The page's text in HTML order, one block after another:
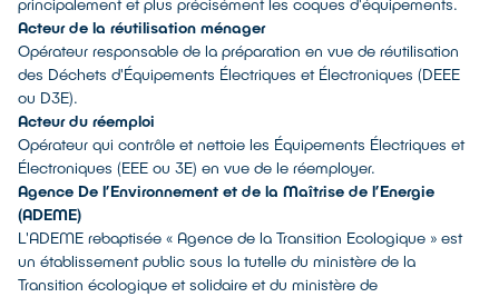
principalement et plus précisément les coques d'équipements.
Acteur de la réutilisation ménager
Opérateur responsable de la préparation en vue de réutilisation
des Déchets d'Équipements Électriques et Électroniques (DEEE
ou D3E).
Acteur du réemploi
Opérateur qui contrôle et nettoie les Équipements Électriques et
Électroniques (EEE ou 3E) en vue de le réemployer.
Agence De l’Environnement et de la Maîtrise de l’Energie
(ADEME)
L'ADEME rebaptisée « Agence de la Transition Ecologique » est
un établissement public sous la tutelle du ministère de la
Transition écologique et solidaire et du ministère de